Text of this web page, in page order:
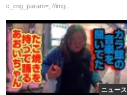
c_img_param=; //img...
ニュース